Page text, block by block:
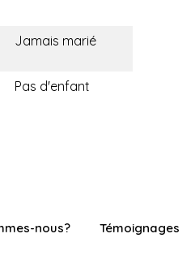
Jamais marié
Pas d'enfant
nous? Témoignages